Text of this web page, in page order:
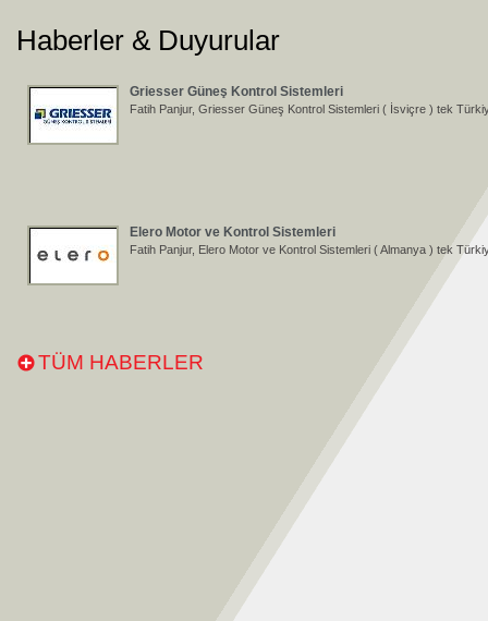
Haberler & Duyurular
Griesser Güneş Kontrol Sistemleri
Fatih Panjur, Griesser Güneş Kontrol Sistemleri ( İsviçre ) tek
Elero Motor ve Kontrol Sistemleri
Fatih Panjur, Elero Motor ve Kontrol Sistemleri ( Almanya ) tek
Croci Panjur Sistemleri
Fatih Panjur, Croci Panjur Sistemleri ( İtalya ) tek Türkiye
7-10 Kasım arasında yapılan R+T TURKEY 2013 Fuarına katıldık.
TÜM HABERLER